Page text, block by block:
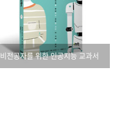
비전공자를 위한 인공지능 교과서